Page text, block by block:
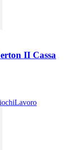
II Cassa
Lavoro